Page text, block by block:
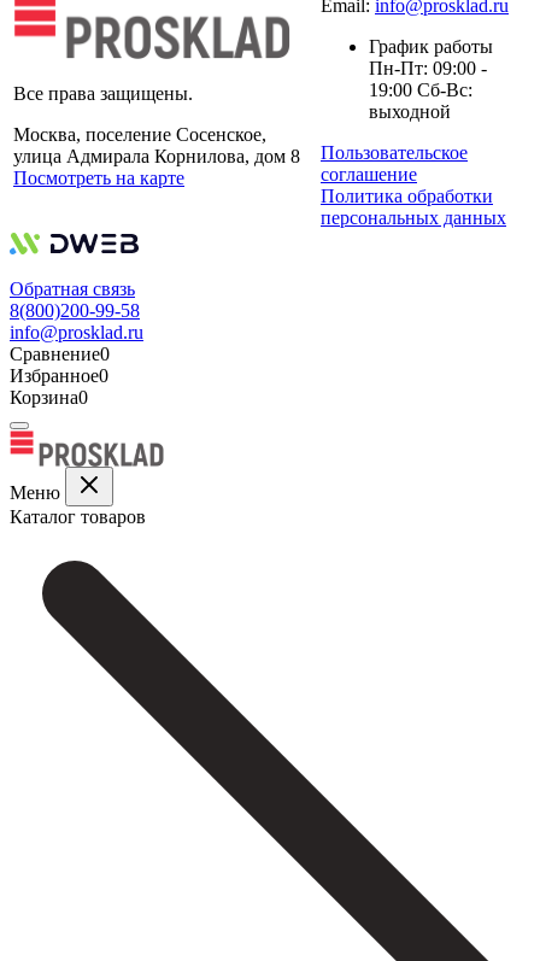
Все права защищены.
Москва, поселение Сосенское,
улица Адмирала Корнилова, дом 8
Посмотреть на карте
Email: info@prosklad.ru
График работы
Пн-Пт: 09:00 -
19:00 Сб-Вс:
выходной
Пользовательское
соглашение
Политика обработки
персональных данных
Обратная связь
8(800)200-99-58
info@prosklad.ru
Сравнение0
Избранное0
Корзина0
Меню
Каталог товаров